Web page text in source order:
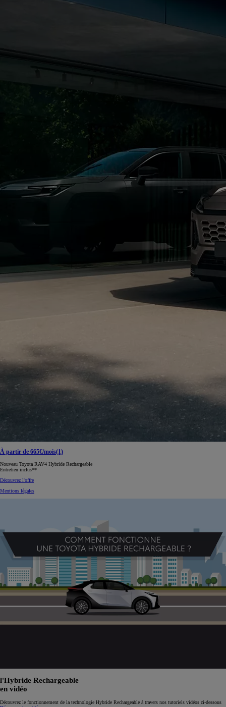
À partir de 665€/mois(1)
Nouveau Toyota RAV4 Hybride Rechargeable
Entretien inclus**
Découvrez l'offre
Mentions légales
l'Hybride Rechargeable
en vidéo
Découvrez le fonctionnement de la technologie Hybride Rechargeable à travers nos tutoriels vidéos ci-dessous